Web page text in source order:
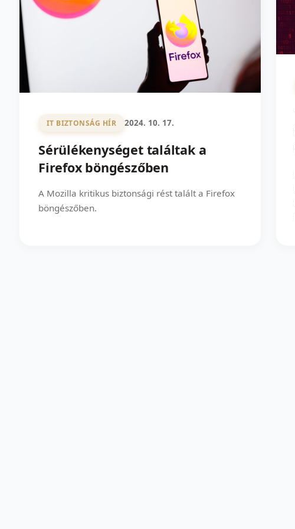
IT BIZTONSÁG HÍR 2024. 10. 17.
Sérülékenységet találtak a
Firefox böngészőben
A Mozilla kritikus biztonsági rést talált a Firefox
böngészőben.